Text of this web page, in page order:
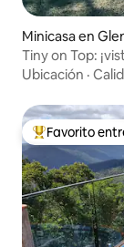
Minicasa en
Tiny on Top:
Ubicación ·
Favorito entre
Favorito